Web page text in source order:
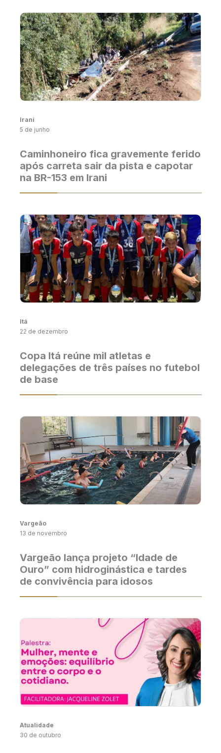
Irani
5 de junho
Caminhoneiro fica gravemente ferido
após carreta sair da pista e capotar
na BR-153 em Irani
Itá
22 de dezembro
Copa Itá reúne mil atletas e
delegações de três países no futebol
de base
Vargeão
13 de novembro
Vargeão lança projeto “Idade de
Ouro” com hidroginástica e tardes
de convivência para idosos
Atualidade
30 de outubro